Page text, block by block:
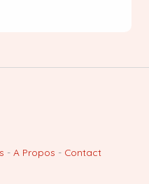
- A Propos - Contact